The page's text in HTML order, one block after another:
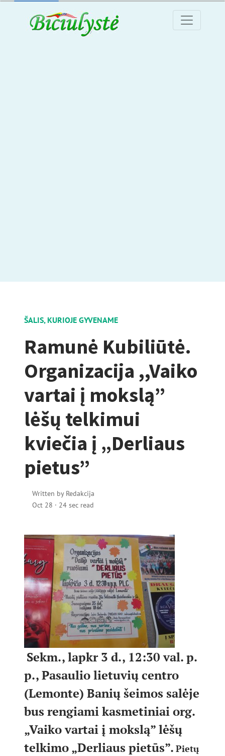
ŠALIS, KURIOJE GYVENAME
Ramunė Kubiliūtė.
Organizacija ,,Vaiko
vartai į mokslą”
lėšų telkimui
kviečia į „Derliaus
pietus”
Written by Redakcija
Oct 28 · 24 sec read
Sekm., lapkr 3 d., 12:30 val. p.
p., Pasaulio lietuvių centro
(Lemonte) Banių šeimos salėje
bus rengiami kasmetiniai org.
„Vaiko vartai į mokslą” lėšų
telkimo „Derliaus pietūs”. Pietų